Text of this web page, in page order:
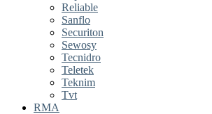
Reliable
Sanflo
Securiton
Sewosy
Tecnidro
Teletek
Teknim
Tvt
RMA